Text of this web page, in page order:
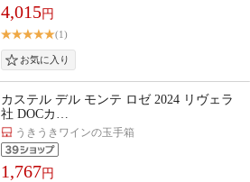
4,015円
(1)
カステル デル モンテ ロゼ 2024 リヴェラ
社 DOCカ…
うきうきワインの玉手箱
1,767円